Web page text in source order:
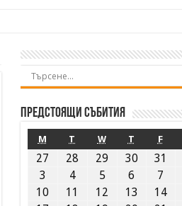
Предстоящи събития
M T W T F
27 28 29 30 31
3
4 5 6 7
10
11 12 13 14